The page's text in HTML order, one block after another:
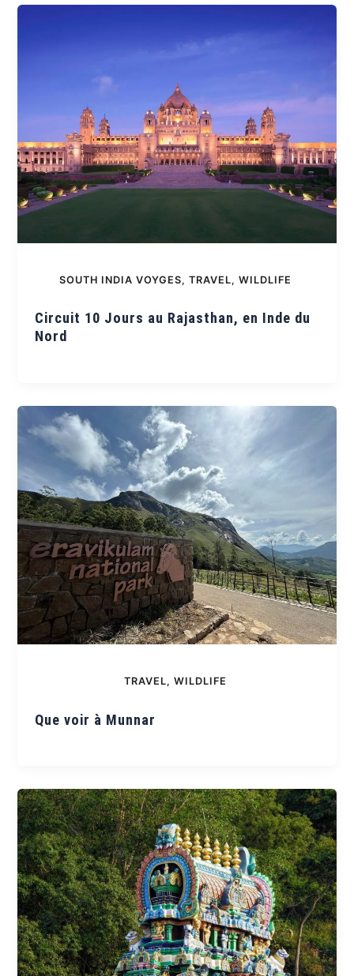
SOUTH INDIA VOYGES, TRAVEL, WILDLIFE
Circuit 10 Jours au Rajasthan, en Inde du
Nord
TRAVEL, WILDLIFE
Que voir à Munnar